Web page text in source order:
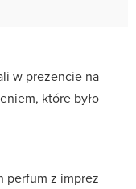
w prezencie na
które było
perfum z imprez